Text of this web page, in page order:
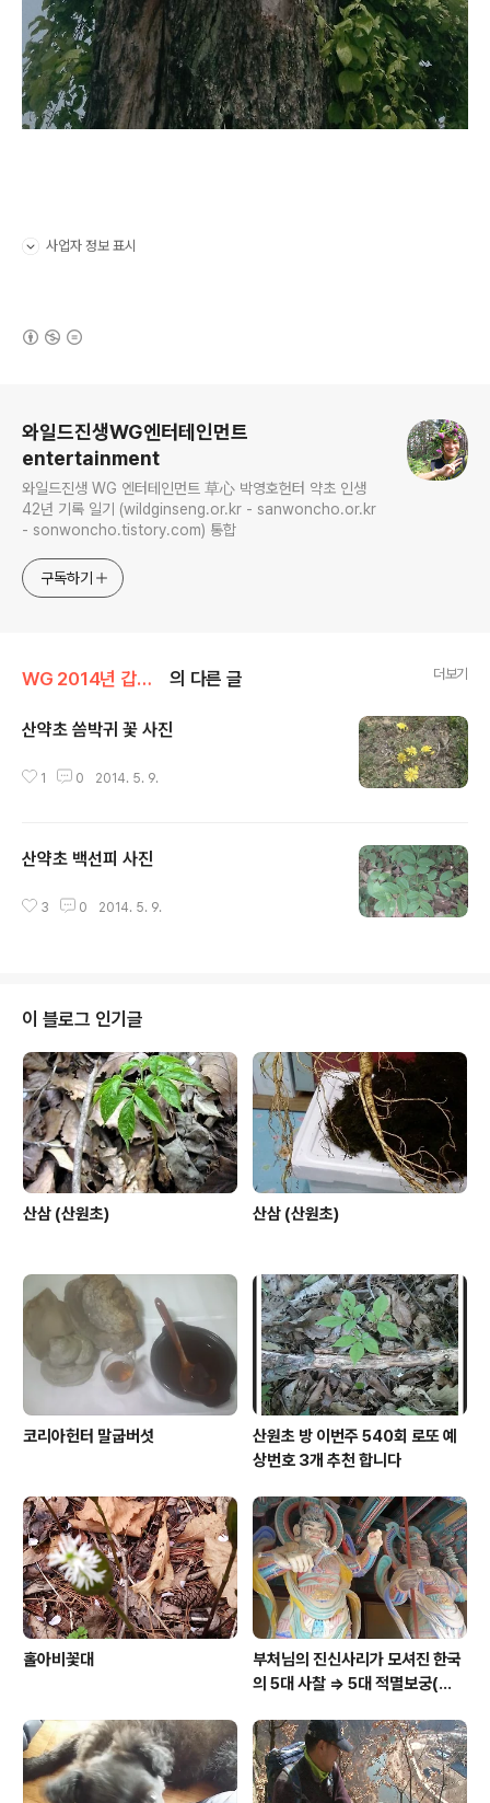
사업자 정보 표시
와일드진생WG엔터테인먼트
entertainment
와일드진생 WG 엔터테인먼트 草心 박영호헌터 약초 인생
42년 기록 일기 (wildginseng.or.kr - sanwoncho.or.kr
- sonwoncho.tistory.com) 통합
구독하기
WG 2014년 갑오년 기록 의 다른 글 더보기
산약초 씀박귀 꽃 사진
1 0 2014. 5. 9.
산약초 백선피 사진
3 0 2014. 5. 9.
이 블로그 인기글
산삼 (산원초) 산삼 (산원초)
코리아헌터 말굽버섯
산원초 방 이번주 540회 로또 예
상번호 3개 추천 합니다
홀아비꽃대
부처님의 진신사리가 모셔진 한국
의 5대 사찰 => 5대 적멸보궁(寂